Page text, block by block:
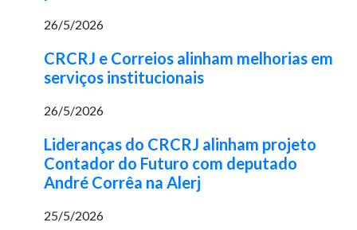
26/5/2026
CRCRJ e Correios alinham melhorias em
serviços institucionais
26/5/2026
Lideranças do CRCRJ alinham projeto
Contador do Futuro com deputado
André Corrêa na Alerj
25/5/2026